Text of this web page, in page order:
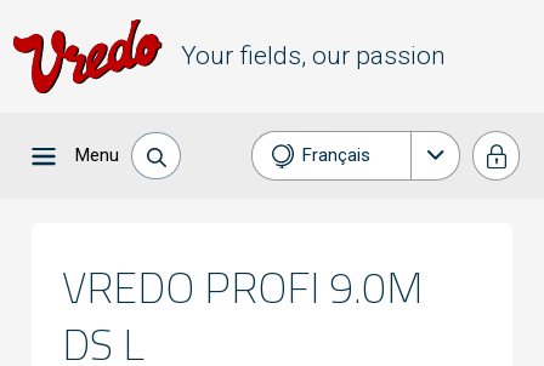
Your fields, our passion
Menu Français
Deutsch
VREDO PROFI 9.0M
DS L